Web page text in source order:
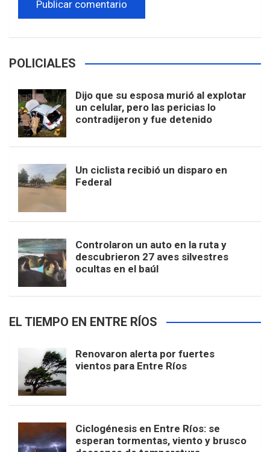
POLICIALES
Dijo que su esposa murió al explotar
un celular, pero las pericias lo
contradijeron y fue detenido
Un ciclista recibió un disparo en
Federal
Controlaron un auto en la ruta y
descubrieron 27 aves silvestres
ocultas en el baúl
EL TIEMPO EN ENTRE RÍOS
Renovaron alerta por fuertes
vientos para Entre Ríos
Ciclogénesis en Entre Ríos: se
esperan tormentas, viento y brusco